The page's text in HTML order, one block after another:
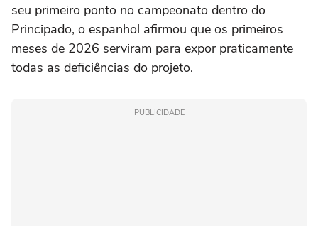
seu primeiro ponto no campeonato dentro do
Principado, o espanhol afirmou que os primeiros
meses de 2026 serviram para expor praticamente
todas as deficiências do projeto.
PUBLICIDADE